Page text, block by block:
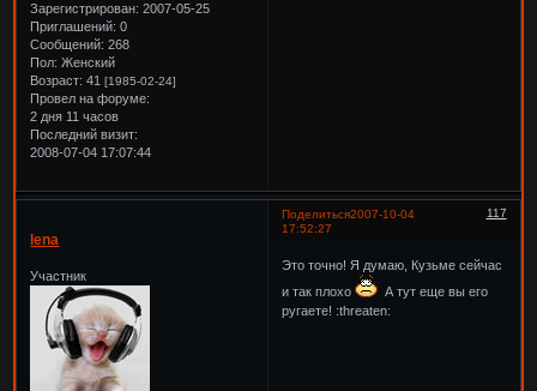
Зарегистрирован: 2007-05-25
Приглашений: 0
Сообщений: 268
Пол: Женский
Возраст: 41[1985-02-24]
Провел на форуме:
2 дня 11 часов
Последний визит:
2008-07-04 17:07:44
Поделиться 117
2007-10-04
17:52:27
lena
Участник
Это точно! Я думаю, Кузьме сейчас
и так плохо
А тут еще вы его
ругаете! :threaten: